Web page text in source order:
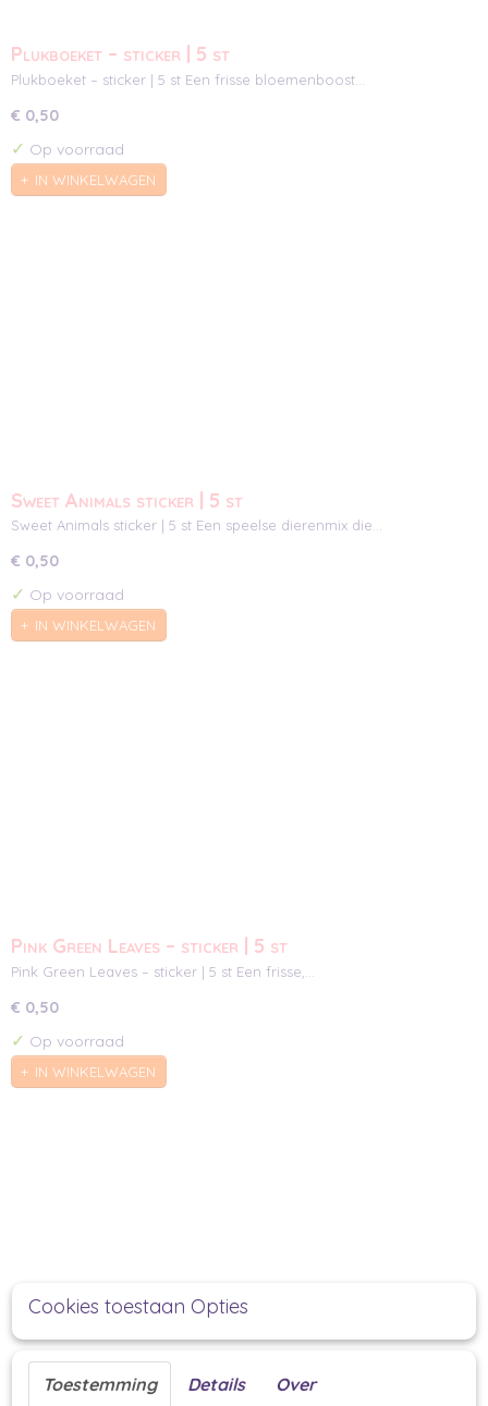
Plukboeket – sticker | 5 st
Plukboeket – sticker | 5 st Een frisse bloemenboost…
€ 0,50
✓ Op voorraad
IN WINKELWAGEN
Sweet Animals sticker | 5 st
Sweet Animals sticker | 5 st Een speelse dierenmix die…
€ 0,50
✓ Op voorraad
IN WINKELWAGEN
Pink Green Leaves – sticker | 5 st
Pink Green Leaves – sticker | 5 st Een frisse,…
€ 0,50
✓ Op voorraad
IN WINKELWAGEN
Herfst sticker | 5 st
Cookies toestaan Opties
Toestemming Details Over